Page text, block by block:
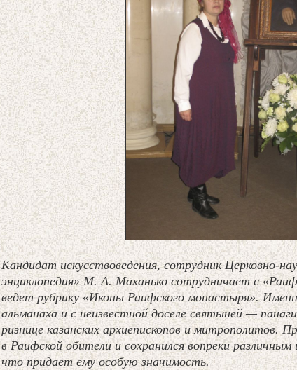
Кандидат искусствоведения, сотрудник Церковно-
энциклопедия» М. А. Маханько сотрудничает с
ведет рубрику «Иконы Раифского монастыря».
альманаха и с неизвестной доселе святыней —
ризнице казанских архиепископов и митрополитов.
в Раифской обители и сохранился вопреки
что придает ему особую значимость.